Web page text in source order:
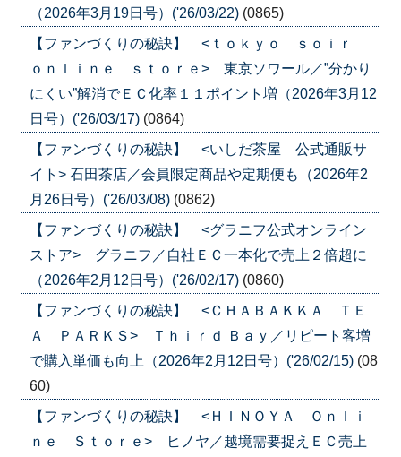
（2026年3月19日号）('26/03/22) (0865)
【ファンづくりの秘訣】 <ｔｏｋｙｏ ｓｏｉｒ
ｏｎｌｉｎｅ ｓｔｏｒｅ> 東京ソワール／”分かり
にくい”解消でＥＣ化率１１ポイント増（2026年3月12
日号）('26/03/17) (0864)
【ファンづくりの秘訣】 <いしだ茶屋 公式通販サ
イト> 石田茶店／会員限定商品や定期便も（2026年2
月26日号）('26/03/08) (0862)
【ファンづくりの秘訣】 <グラニフ公式オンライン
ストア> グラニフ／自社ＥＣ一本化で売上２倍超に
（2026年2月12日号）('26/02/17) (0860)
【ファンづくりの秘訣】 <ＣＨＡＢＡＫＫＡ ＴＥ
Ａ ＰＡＲＫＳ> Ｔｈｉｒｄ Ｂａｙ／リピート客増
で購入単価も向上（2026年2月12日号）('26/02/15) (08
60)
【ファンづくりの秘訣】 <ＨＩＮＯＹＡ Ｏｎｌｉ
ｎｅ Ｓｔｏｒｅ> ヒノヤ／越境需要捉えＥＣ売上